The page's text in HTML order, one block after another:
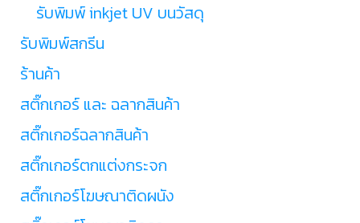
รับพิมพ์ inkjet UV บนวัสดุ
รับพิมพ์สกรีน
ร้านค้า
สติ๊กเกอร์ และ ฉลากสินค้า
สติ๊กเกอร์ฉลากสินค้า
สติ๊กเกอร์ตกแต่งกระจก
สติ๊กเกอร์โฆษณาติดผนัง